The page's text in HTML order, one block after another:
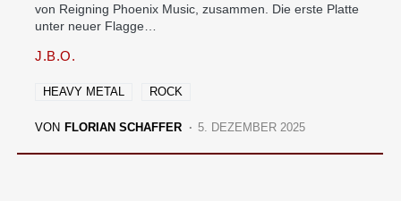
von Reigning Phoenix Music, zusammen. Die erste Platte
unter neuer Flagge…
J.B.O.
HEAVY METAL ROCK
VON FLORIAN SCHAFFER 5. DEZEMBER 2025